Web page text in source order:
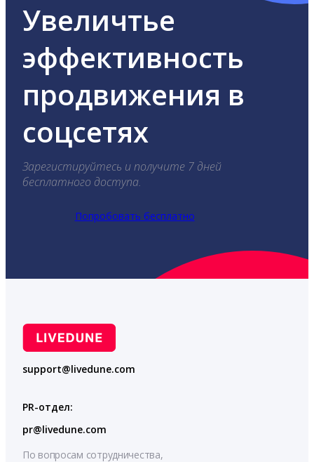
Увеличтье
эффективность
продвижения в
соцсетях
Зарегистируйтесь и получите 7 дней
бесплатного доступа.
Попробовать бесплатно
support@livedune.com
PR-отдел:
pr@livedune.com
По вопросам сотрудничества,